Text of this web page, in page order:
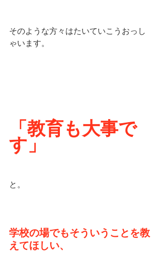
そのような方々はたいていこうおっし
ゃいます。
「教育も大事で
す」
と。
学校の場でもそういうことを教
えてほしい、